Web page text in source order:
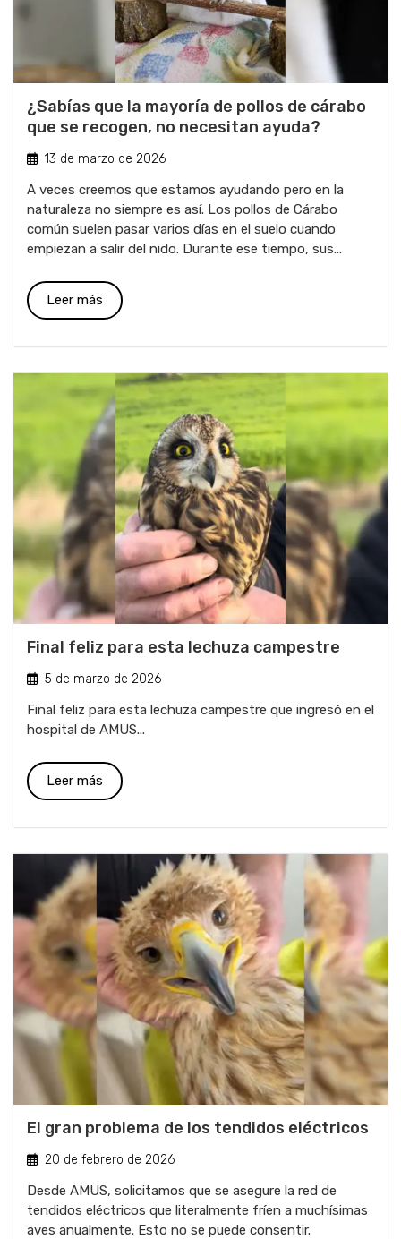
¿Sabías que la mayoría de pollos de cárabo
que se recogen, no necesitan ayuda?
13 de marzo de 2026
A veces creemos que estamos ayudando pero en la
naturaleza no siempre es así. Los pollos de Cárabo
común suelen pasar varios días en el suelo cuando
empiezan a salir del nido. Durante ese tiempo, sus...
Leer más
Final feliz para esta lechuza campestre
5 de marzo de 2026
Final feliz para esta lechuza campestre que ingresó en el
hospital de AMUS...
Leer más
El gran problema de los tendidos eléctricos
20 de febrero de 2026
Desde AMUS, solicitamos que se asegure la red de
tendidos eléctricos que literalmente fríen a muchísimas
aves anualmente. Esto no se puede consentir.